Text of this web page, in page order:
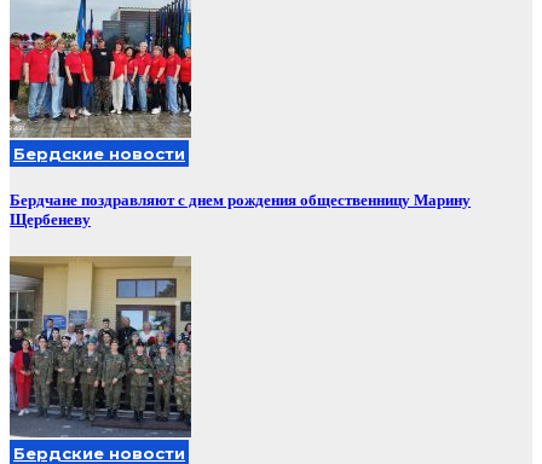
Бердские новости
Бердчане поздравляют с днем рождения общественницу Марину
Щербеневу
Бердские новости